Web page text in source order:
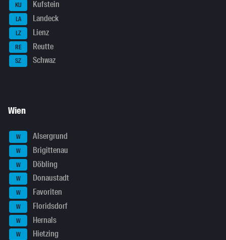
KU Kufstein
LA Landeck
LZ Lienz
RE Reutte
SZ Schwaz
Wien
W Alsergrund
W Brigittenau
W Döbling
W Donaustadt
W Favoriten
W Floridsdorf
W Hernals
W Hietzing